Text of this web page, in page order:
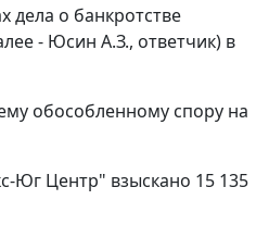
дела о банкротстве
- Юсин А.З., ответчик) в
обособленному спору на
Юг Центр" взыскано 15 135